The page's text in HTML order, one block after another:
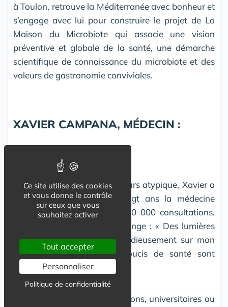
à Toulon, retrouve la Méditerranée avec bonheur et
s’engage avec lui pour construire le projet de La
Maison du Microbiote qui associe une vision
préventive et globale de la santé, une démarche
scientifique de connaissance du microbiote et des
valeurs de gastronomie conviviales.
XAVIER CAMPANA, MÉDECIN :
Médecin passionné au parcours atypique, Xavier a
exercé pendant plus de vingt ans la médecine
générale. Après quelques 100 000 consultations,
sa vision de la médecine change : « Des lumières
rouges se sont allumées insidieusement sur mon
tableau de bord et des soucis de santé sont
apparus ».
Il suit de nombreuses formations, universitaires ou
Ce site utilise des cookies
et vous donne le contrôle
sur ceux que vous
souhaitez activer
Tout accepter
Personnaliser
Politique de confidentialité